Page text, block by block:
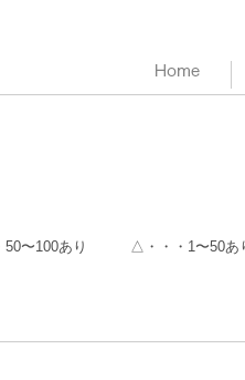
〜100あり △・・・1〜50